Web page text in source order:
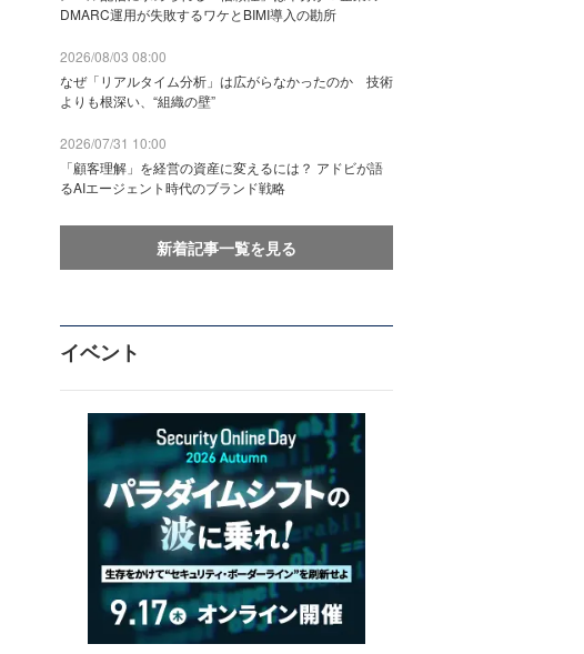
DMARC運用が失敗するワケとBIMI導入の勘所
2026/08/03 08:00
なぜ「リアルタイム分析」は広がらなかったのか 技術
よりも根深い、“組織の壁”
2026/07/31 10:00
「顧客理解」を経営の資産に変えるには？ アドビが語
るAIエージェント時代のブランド戦略
新着記事一覧を見る
イベント